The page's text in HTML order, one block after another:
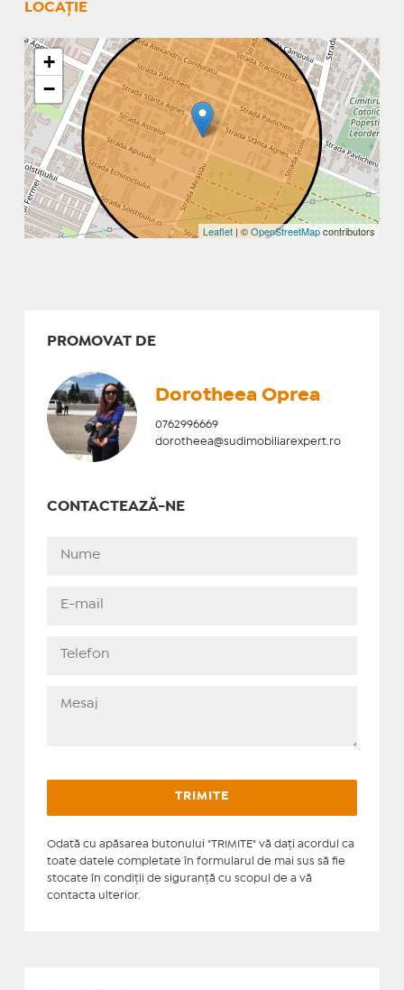
LOCAȚIE
+
−
Leaflet | ©OpenStreetMapcontributors
PROMOVAT DE
Dorotheea Oprea
0762996669
dorotheea@sudimobiliarexpert.ro
CONTACTEAZĂ-NE
Odată cu apăsarea butonului "TRIMITE" vă daţi acordul ca
toate datele completate în formularul de mai sus să fie
stocate în condiţii de siguranţă cu scopul de a vă
contacta ulterior.